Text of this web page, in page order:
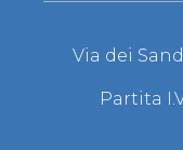
Via dei
Partita